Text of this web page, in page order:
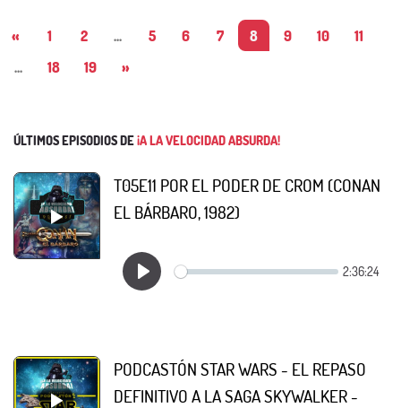
« 1 2 ... 5 6 7 8 9 10
11
...
18 19 »
ÚLTIMOS EPISODIOS DE¡A LA VELOCIDAD ABSURDA!
T05E11 POR EL PODER DE CROM (CONAN
EL BÁRBARO, 1982)
PODCASTÓN STAR WARS - EL REPASO
DEFINITIVO A LA SAGA SKYWALKER -